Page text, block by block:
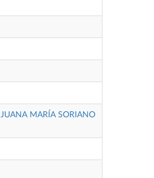
JUANA MARÍA SORIANO